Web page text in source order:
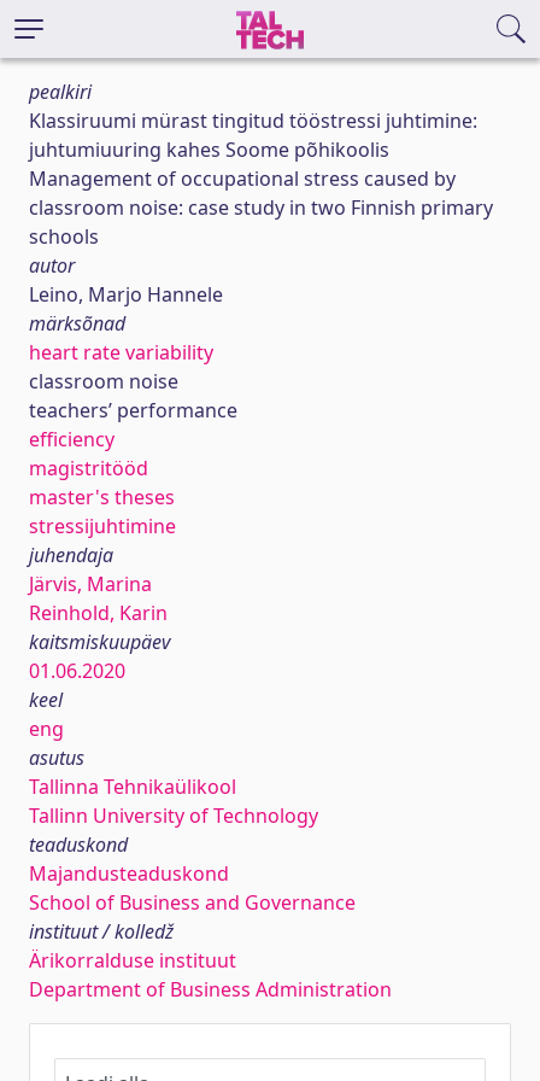
pealkiri
Klassiruumi mürast tingitud tööstressi juhtimine:
juhtumiuuring kahes Soome põhikoolis
Management of occupational stress caused by
classroom noise: case study in two Finnish primary
schools
autor
Leino, Marjo Hannele
märksõnad
heart rate variability
classroom noise
teachers’ performance
efficiency
magistritööd
master's theses
stressijuhtimine
juhendaja
Järvis, Marina
Reinhold, Karin
kaitsmiskuupäev
01.06.2020
keel
eng
asutus
Tallinna Tehnikaülikool
Tallinn University of Technology
teaduskond
Majandusteaduskond
School of Business and Governance
instituut / kolledž
Ärikorralduse instituut
Department of Business Administration